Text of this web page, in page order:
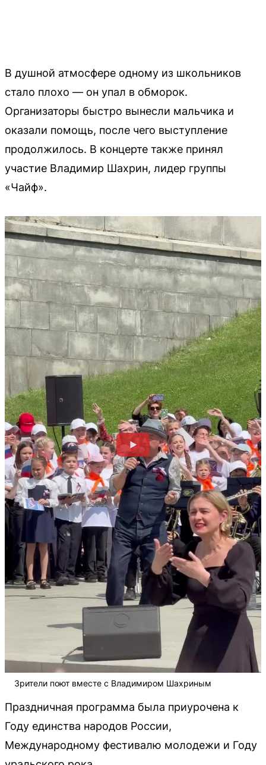
В душной атмосфере одному из школьников
стало плохо — он упал в обморок.
Организаторы быстро вынесли мальчика и
оказали помощь, после чего выступление
продолжилось. В концерте также принял
участие Владимир Шахрин, лидер группы
«Чайф».
Зрители поют вместе с Владимиром Шахриным
Праздничная программа была приурочена к
Году единства народов России,
Международному фестивалю молодежи и Году